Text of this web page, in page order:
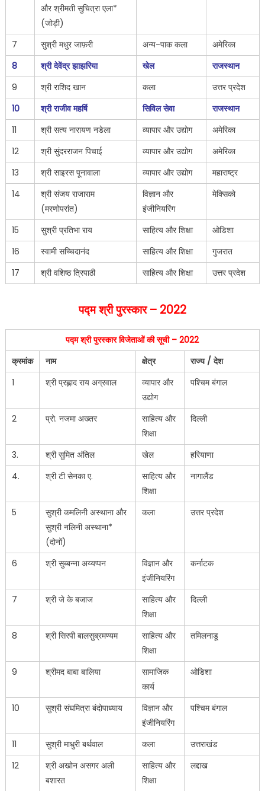
और श्रीमती सुचित्रा एला*
(जोड़ी)
7 सुश्री मधुर जाफ़री अन्य-पाक कला
अमेरिका
8
श्री देवेंद्र झाझरिया खेल
राजस्थान
9
श्री राशिद खान कला
उत्तर प्रदेश
10
श्री राजीव महर्षि सिविल सेवा
राजस्थान
11
श्री सत्य नारायण नडेला व्यापार और उद्योग
अमेरिका
12
श्री सुंदरराजन पिचाई व्यापार और उद्योग
अमेरिका
13
श्री साइरस पूनावाला व्यापार और उद्योग
महाराष्ट्र
14
श्री संजय राजाराम
(मरणोपरांत)
विज्ञान और
इंजीनियरिंग
मेक्सिको
15 सुश्री प्रतिभा राय साहित्य और शिक्षा
ओडिशा
16
स्वामी सच्चिदानंद साहित्य और शिक्षा
गुजरात
17
श्री वशिष्ठ त्रिपाठी साहित्य और शिक्षा उत्तर प्रदेश
पद्म श्री पुरस्कार – 2022
पद्म श्री पुरस्कार विजेताओं की सूची – 2022
क्रमांक
नाम क्षेत्र
राज्य / देश
1
श्री प्रह्लाद राय अग्रवाल
व्यापार और
उद्योग
पश्चिम बंगाल
2 प्रो. नजमा अख्तर
साहित्य और
शिक्षा
दिल्ली
3. श्री सुमित अंतिल खेल
हरियाणा
4.
श्री टी सेनका ए.
साहित्य और
शिक्षा
नागालैंड
5
सुश्री कमलिनी अस्थाना और
सुश्री नलिनी अस्थाना*
(दोनों)
कला उत्तर प्रदेश
6 श्री सुब्बन्ना अय्यप्पन
विज्ञान और
इंजीनियरिंग
कर्नाटक
7 श्री जे के बजाज
साहित्य और
शिक्षा
दिल्ली
8 श्री सिरपी बालसुब्रमण्यम
साहित्य और
शिक्षा
तमिलनाडू
9 श्रीमद बाबा बालिया
सामाजिक
कार्य
ओडिशा
10 सुश्री संघमित्रा बंदोपाध्याय
विज्ञान और
इंजीनियरिंग
पश्चिम बंगाल
11 सुश्री माधुरी बर्थवाल कला
उत्तराखंड
12
श्री अखोन असगर अली
बशारत
साहित्य और
शिक्षा
लद्दाख